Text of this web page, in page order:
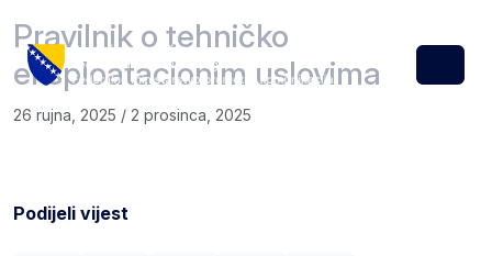
Menu
Pravilnik o tehničko
eksploatacionim uslovima
26 rujna, 2025 / 2 prosinca, 2025
Podijeli vijest